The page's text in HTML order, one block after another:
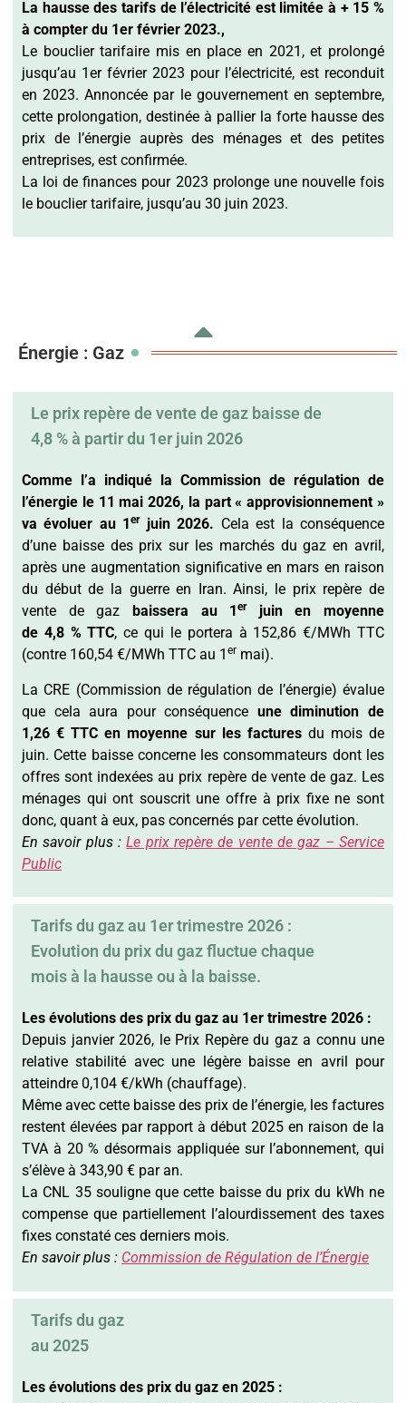
La hausse des tarifs de l’électricité est limitée à + 15 %
à compter du 1er février 2023.,
Le bouclier tarifaire mis en place en 2021, et prolongé
jusqu’au 1er février 2023 pour l’électricité, est reconduit
en 2023. Annoncée par le gouvernement en septembre,
cette prolongation, destinée à pallier la forte hausse des
prix de l’énergie auprès des ménages et des petites
entreprises, est confirmée.
La loi de finances pour 2023 prolonge une nouvelle fois
le bouclier tarifaire, jusqu’au 30 juin 2023.
Énergie : Gaz
Le prix repère de vente de gaz baisse de
4,8 % à partir du 1er juin 2026
Comme l’a indiqué la Commission de régulation de
l’énergie le 11 mai 2026, la part « approvisionnement »
va évoluer au 1erjuin 2026. Cela est la conséquence
d’une baisse des prix sur les marchés du gaz en avril,
après une augmentation significative en mars en raison
du début de la guerre en Iran. Ainsi, le prix repère de
vente de gaz
baissera au 1erjuin en moyenne
de 4,8 % TTC, ce qui le portera à 152,86 €/MWh TTC
(contre 160,54 €/MWh TTC au 1 er mai).
La CRE (Commission de régulation de l’énergie) évalue
que cela aura pour conséquence une diminution de
1,26 € TTC en moyenne sur les facturesdu mois de
juin. Cette baisse concerne les consommateurs dont les
offres sont indexées au prix repère de vente de gaz. Les
ménages qui ont souscrit une offre à prix fixe ne sont
donc, quant à eux, pas concernés par cette évolution.
En savoir plus :Le prix repère de vente de gaz – Service
Public
Tarifs du gaz au 1er trimestre 2026 :
Evolution du prix du gaz fluctue chaque
mois à la hausse ou à la baisse.
Les évolutions des prix du gaz au 1er trimestre 2026 :
Depuis janvier 2026, le Prix Repère du gaz a connu une
relative stabilité avec une légère baisse en avril pour
atteindre 0,104 €/kWh (chauffage).
Même avec cette baisse des prix de l’énergie, les factures
restent élevées par rapport à début 2025 en raison de la
TVA à 20 % désormais appliquée sur l’abonnement, qui
s’élève à 343,90 € par an.
La CNL 35 souligne que cette baisse du prix du kWh ne
compense que partiellement l’alourdissement des taxes
fixes constaté ces derniers mois.
En savoir plus : Commission de Régulation de l’Énergie
Tarifs du gaz
au 2025
Les évolutions des prix du gaz en 2025 :